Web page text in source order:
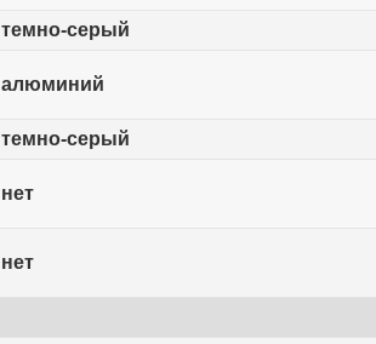
темно-серый
алюминий
темно-серый
нет
нет